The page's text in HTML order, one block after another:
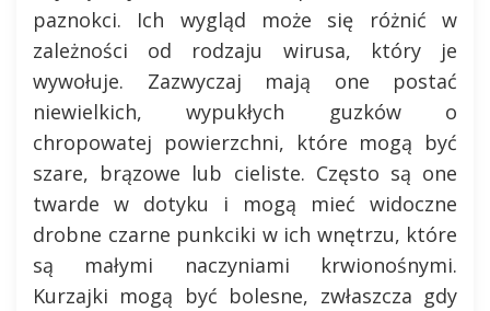
paznokci. Ich wygląd może się różnić w
zależności od rodzaju wirusa, który je
wywołuje. Zazwyczaj mają one postać
niewielkich, wypukłych guzków o
chropowatej powierzchni, które mogą być
szare, brązowe lub cieliste. Często są one
twarde w dotyku i mogą mieć widoczne
drobne czarne punkciki w ich wnętrzu, które
są małymi naczyniami krwionośnymi.
Kurzajki mogą być bolesne, zwłaszcza gdy